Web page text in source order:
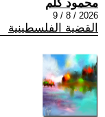
محمود كلّم
2026 / 8 / 9
القضية الفلسطينية